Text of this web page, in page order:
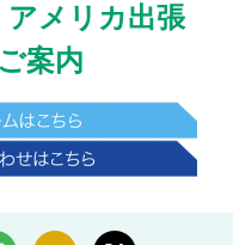
アメリカ出張
案内